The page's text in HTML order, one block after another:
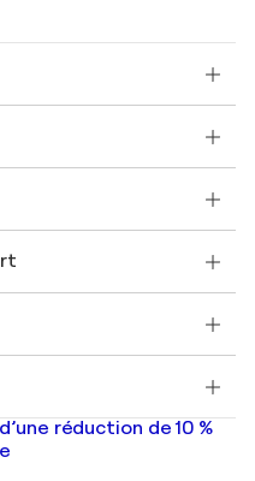
réduction de 10 %